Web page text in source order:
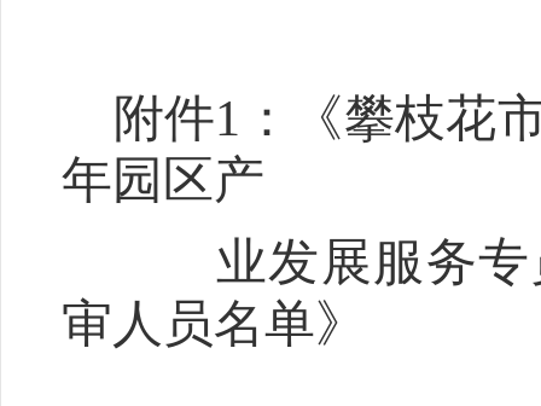
附件1 ：《攀枝花
年园区产
业发展服务
审人员名单》